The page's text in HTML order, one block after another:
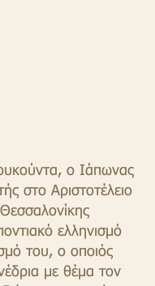
ο Ιάπωνας
στο Αριστοτέλειο
ελληνισμό
του, ο οποιός
με θέμα τον